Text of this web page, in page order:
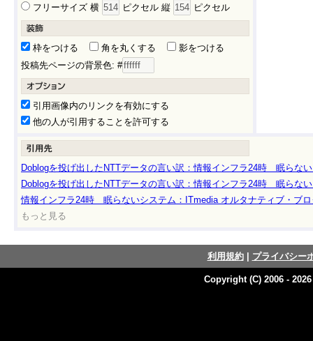
フリーサイズ 横
ピクセル 縦 ピクセル
枠をつける 角を丸くする
影をつける
投稿先ページの背景色: #
引用画像内のリンクを有効にする
他の人が引用することを許可する
Doblogを投げ出したNTTデータの言い訳：情報インフラ24時 眠らな
Doblogを投げ出したNTTデータの言い訳：情報インフラ24時 眠らな
情報インフラ24時 眠らないシステム：ITmedia オルタナティブ・ブ
もっと見る
利用規約| プライバシー
Copyright (C) 2006 -